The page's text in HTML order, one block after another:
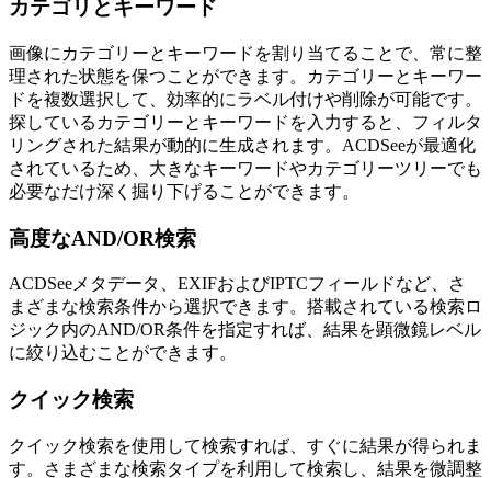
カテゴリとキーワード
画像にカテゴリーとキーワードを割り当てることで、常に整
理された状態を保つことができます。カテゴリーとキーワー
ドを複数選択して、効率的にラベル付けや削除が可能です。
探しているカテゴリーとキーワードを入力すると、フィルタ
リングされた結果が動的に生成されます。ACDSeeが最適化
されているため、大きなキーワードやカテゴリーツリーでも
必要なだけ深く掘り下げることができます。
高度なAND/OR検索
ACDSeeメタデータ、EXIFおよびIPTCフィールドなど、さ
まざまな検索条件から選択できます。搭載されている検索ロ
ジック内のAND/OR条件を指定すれば、結果を顕微鏡レベル
に絞り込むことができます。
クイック検索
クイック検索を使用して検索すれば、すぐに結果が得られま
す。さまざまな検索タイプを利用して検索し、結果を微調整